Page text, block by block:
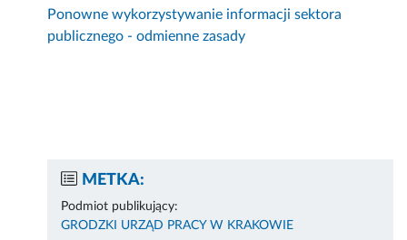
Ponowne wykorzystywanie informacji sektora
publicznego - odmienne zasady
METKA:
Podmiot publikujący:
GRODZKI URZĄD PRACY W KRAKOWIE